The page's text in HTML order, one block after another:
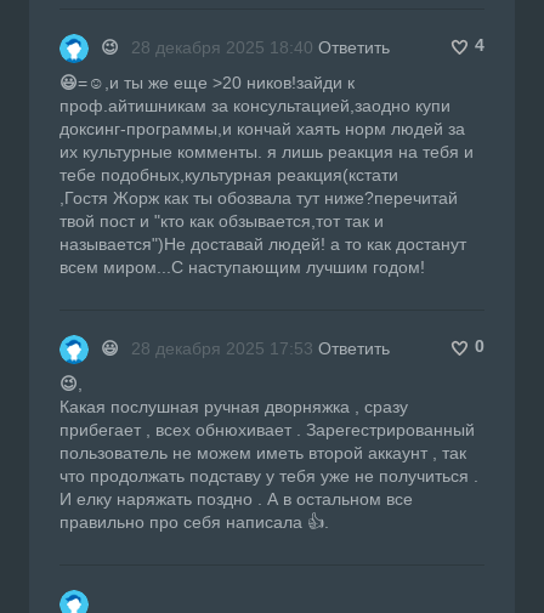
😉 28 декабря 2025 18:40 Ответить
4
😃=☺️,и ты же еще >20 ников!зайди к
проф.айтишникам за консультацией,заодно купи
доксинг-программы,и кончай хаять норм людей за
их культурные комменты. я лишь реакция на тебя и
тебе подобных,культурная реакция(кстати
,Гостя Жорж как ты обозвала тут ниже?перечитай
твой пост и "кто как обзывается,тот так и
называется")Не доставай людей! а то как достанут
всем миром...С наступающим лучшим годом!
😃 28 декабря 2025 17:53 Ответить
0
😉
Какая послушная ручная дворняжка , сразу
прибегает , всех обнюхивает . Зарегестрированный
пользователь не можем иметь второй аккаунт , так
что продолжать подставу у тебя уже не получиться .
И елку наряжать поздно . А в остальном все
правильно про себя написала 👍.